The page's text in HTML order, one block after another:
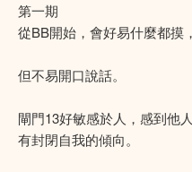
第一期
從BB開始，會好易什麼都摸
但不易開口說話。
閘門13好敏感於人，感到他
有封閉自我的傾向。